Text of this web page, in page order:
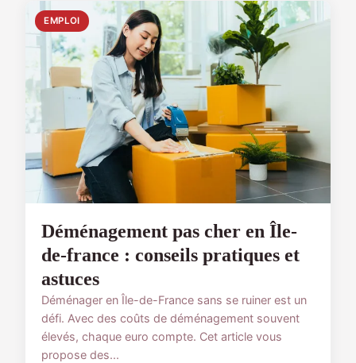
EMPLOI
Déménagement pas cher en Île-
de-france : conseils pratiques et
astuces
Déménager en Île-de-France sans se ruiner est un
défi. Avec des coûts de déménagement souvent
élevés, chaque euro compte. Cet article vous
propose des...